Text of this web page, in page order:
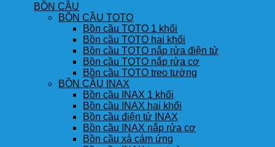
BỒN CẦU
BỒN CẦU TOTO
Bồn cầu TOTO 1 khối
Bồn cầu TOTO hai khối
Bồn cầu TOTO nắp rửa điện tử
Bồn cầu TOTO nắp rửa cơ
Bồn cầu TOTO treo tường
BỒN CẦU INAX
Bồn cầu INAX 1 khối
Bồn cầu INAX hai khối
Bồn cầu điện tử INAX
Bồn cầu INAX nắp rửa cơ
Bồn cầu xả cảm ứng